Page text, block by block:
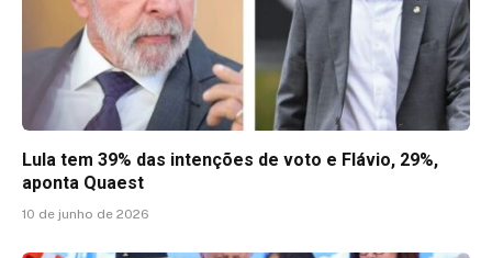
Lula tem 39% das intenções de voto e Flávio, 29%,
aponta Quaest
10 de junho de 2026